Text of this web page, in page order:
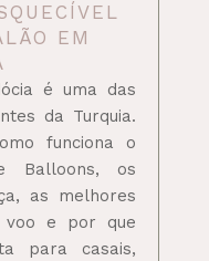
EM
é uma das
da Turquia.
funciona o
Balloons, os
as melhores
voo e por que
para casais,